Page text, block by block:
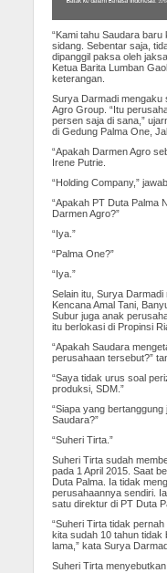
“Kami tahu Saudara
sidang. Sebentar saja,
dipanggil paksa oleh
Ketua Barita Lumban
keterangan.
Surya Darmadi mengaku
Agro Group. “Itu
persen saja di sana,”
di Gedung Palma One,
“Apakah Darmen Agro
Irene Putrie.
“Holding Company,”
“Apakah PT Duta Palma
Darmen Agro?”
“Iya.”
“Palma One?”
“Iya.”
Selain itu, Surya Darmadi
Kencana Amal Tani,
Subur juga anak
itu berlokasi di Propinsi
“Apakah Saudara
perusahaan tersebut?”
“Saya tidak urus soal
produksi, SDM.”
“Siapa yang
Saudara?”
“Suheri Tirta.”
Suheri Tirta sudah
pada 1 April 2015. Saat
Duta Palma. Ia tidak
perusahaannya sendiri.
satu direktur di PT Duta
“Suheri Tirta tidak
kita sudah 10 tahun tidak
lama,” kata Surya
Suheri Tirta